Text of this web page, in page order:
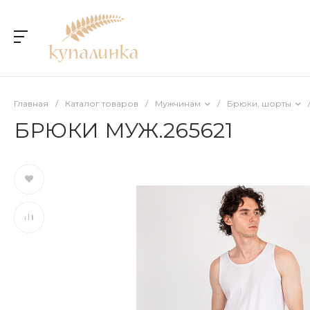
Главная / Каталог товаров / Мужчинам / Брюки, шорты /
БРЮКИ МУЖ.265621